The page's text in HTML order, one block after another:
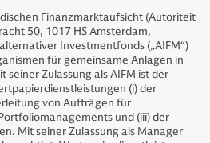
Finanzmarktaufsicht (Autoriteit
50, 1017 HS Amsterdam,
Investmentfonds („AIFM“)
für gemeinsame Anlagen in
seiner Zulassung als AIFM ist der
(i) der
von Aufträgen für
und (iii) der
Mit seiner Zulassung als Manager